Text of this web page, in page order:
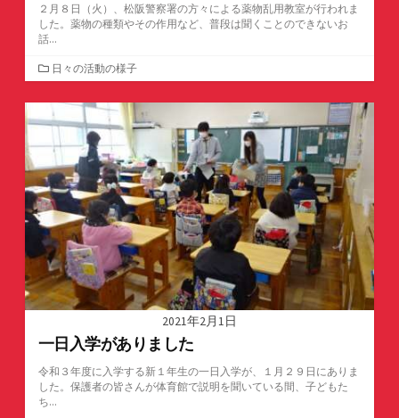
２月８日（火）、松阪警察署の方々による薬物乱用教室が行われま
した。薬物の種類やその作用など、普段は聞くことのできないお
話...
カ
テ
ゴ
リ
日々の活動の様子
2021年2月1日
一日入学がありました
令和３年度に入学する新１年生の一日入学が、１月２９日にありま
した。保護者の皆さんが体育館で説明を聞いている間、子どもた
ち...